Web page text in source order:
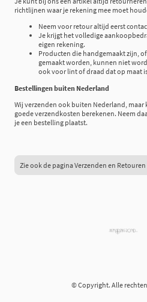
richtlijnen waar je rekening mee moet
Neem voor retour altijd eerst
Je krijgt het volledige
eigen rekening.
Producten die handgemaakt zijn,
gemaakt worden, kunnen niet
ook voor lint of draad dat op maat
Bestellingen buiten Nederland
Wij verzenden ook buiten Nederland, maar
goede verzendkosten berekenen. Neem
je een bestelling plaatst.
Zie ook de pagina Verzenden en Retouren
© Copyright. Alle